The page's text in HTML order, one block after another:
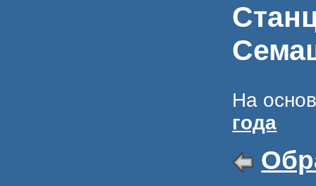
На
года